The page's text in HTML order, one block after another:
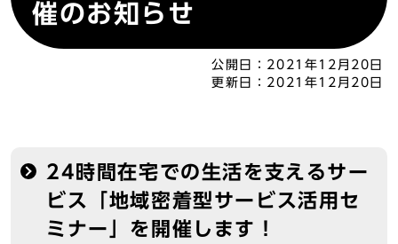
催のお知らせ
公開日： 2021年12月20日
更新日： 2021年12月20日
24時間在宅での生活を支えるサー
ビス「地域密着型サービス活用セ
ミナー」を開催します！